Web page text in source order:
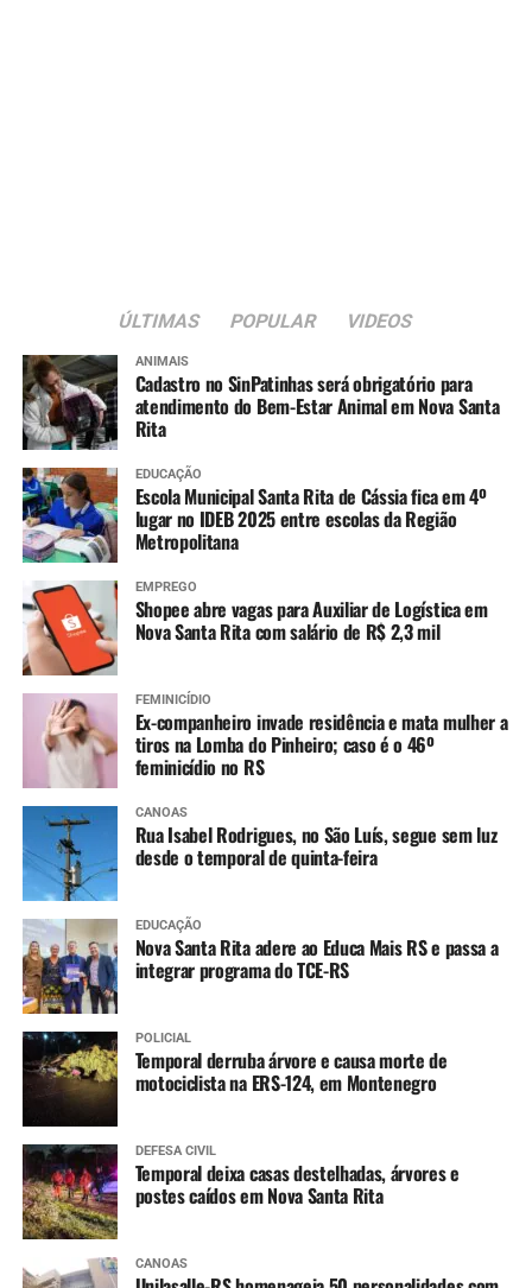
ÚLTIMAS POPULAR VIDEOS
ANIMAIS
Cadastro no SinPatinhas será obrigatório para
atendimento do Bem-Estar Animal em Nova Santa
Rita
EDUCAÇÃO
Escola Municipal Santa Rita de Cássia fica em 4º
lugar no IDEB 2025 entre escolas da Região
Metropolitana
EMPREGO
Shopee abre vagas para Auxiliar de Logística em
Nova Santa Rita com salário de R$ 2,3 mil
FEMINICÍDIO
Ex-companheiro invade residência e mata mulher a
tiros na Lomba do Pinheiro; caso é o 46º
feminicídio no RS
CANOAS
Rua Isabel Rodrigues, no São Luís, segue sem luz
desde o temporal de quinta-feira
EDUCAÇÃO
Nova Santa Rita adere ao Educa Mais RS e passa a
integrar programa do TCE-RS
POLICIAL
Temporal derruba árvore e causa morte de
motociclista na ERS-124, em Montenegro
DEFESA CIVIL
Temporal deixa casas destelhadas, árvores e
postes caídos em Nova Santa Rita
CANOAS